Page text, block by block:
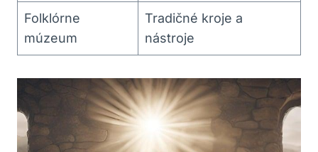
Folklórne
múzeum
Tradičné kroje a
nástroje